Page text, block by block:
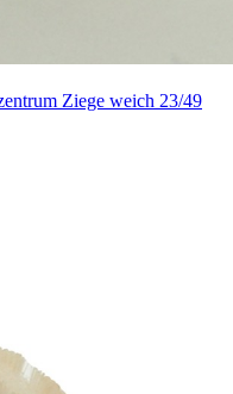
Ziege weich 23/49